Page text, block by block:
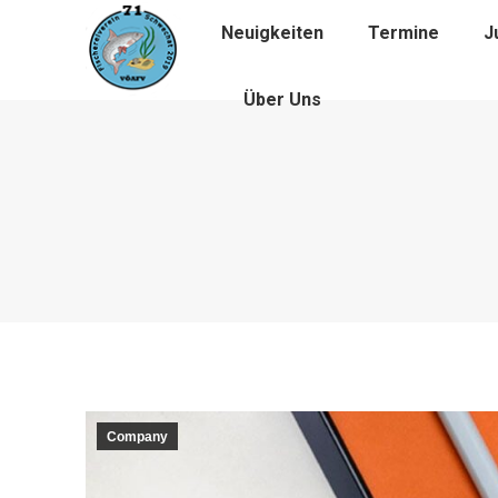
Neuigkeiten Termine
Über Uns
Company